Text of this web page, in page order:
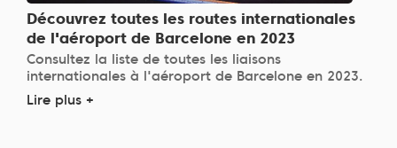
Découvrez toutes les routes internationales
de l'aéroport de Barcelone en 2023
Consultez la liste de toutes les liaisons
internationales à l'aéroport de Barcelone en 2023.
Lire plus +